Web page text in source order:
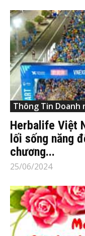
Thông Tin Doanh
Herbalife Việt
lối sống năng
chương...
25/06/2024